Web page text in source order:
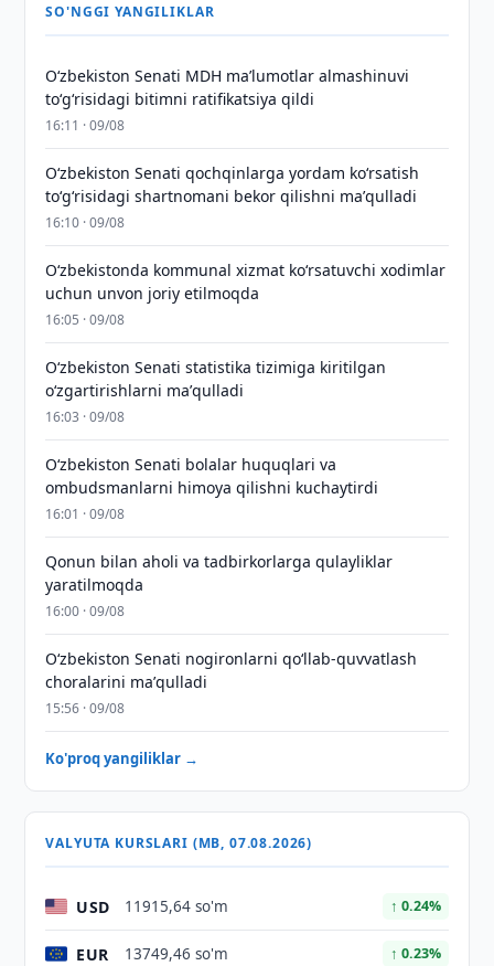
SO'NGGI YANGILIKLAR
Oʻzbekiston Senati MDH maʼlumotlar almashinuvi
toʻgʻrisidagi bitimni ratifikatsiya qildi
16:11 · 09/08
Oʻzbekiston Senati qochqinlarga yordam koʻrsatish
toʻgʻrisidagi shartnomani bekor qilishni maʼqulladi
16:10 · 09/08
Oʻzbekistonda kommunal xizmat koʻrsatuvchi xodimlar
uchun unvon joriy etilmoqda
16:05 · 09/08
Oʻzbekiston Senati statistika tizimiga kiritilgan
oʻzgartirishlarni maʼqulladi
16:03 · 09/08
Oʻzbekiston Senati bolalar huquqlari va
ombudsmanlarni himoya qilishni kuchaytirdi
16:01 · 09/08
Qonun bilan aholi va tadbirkorlarga qulayliklar
yaratilmoqda
16:00 · 09/08
Oʻzbekiston Senati nogironlarni qoʻllab-quvvatlash
choralarini maʼqulladi
15:56 · 09/08
Ko'proq yangiliklar →
VALYUTA KURSLARI (MB, 07.08.2026)
USD 11915,64 so'm ↑ 0.24%
EUR 13749,46 so'm ↑ 0.23%